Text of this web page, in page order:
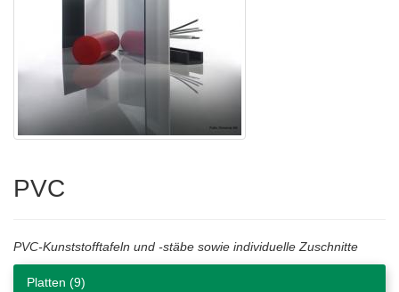
PVC
PVC-Kunststofftafeln und -stäbe sowie individuelle Zuschnitte
Platten (9)